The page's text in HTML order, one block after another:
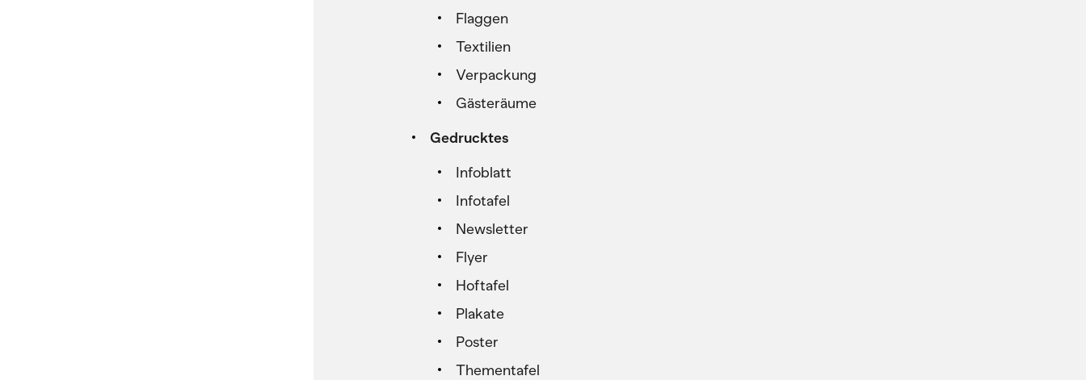
Flaggen
Textilien
Verpackung
Gästeräume
Gedrucktes
Infoblatt
Infotafel
Newsletter
Flyer
Hoftafel
Plakate
Poster
Thementafel